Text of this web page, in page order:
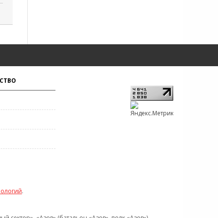
.